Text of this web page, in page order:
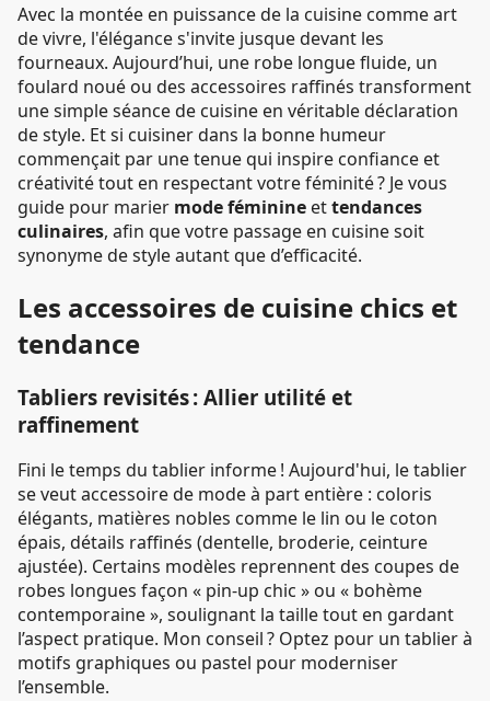
Avec la montée en puissance de la cuisine comme art
de vivre, l'élégance s'invite jusque devant les
fourneaux. Aujourd’hui, une robe longue fluide, un
foulard noué ou des accessoires raffinés transforment
une simple séance de cuisine en véritable déclaration
de style. Et si cuisiner dans la bonne humeur
commençait par une tenue qui inspire confiance et
créativité tout en respectant votre féminité ? Je vous
guide pour marier mode féminine ettendances
culinaires, afin que votre passage en cuisine soit
synonyme de style autant que d’efficacité.
Les accessoires de cuisine chics et
tendance
Tabliers revisités : Allier utilité et
raffinement
Fini le temps du tablier informe ! Aujourd'hui, le tablier
se veut accessoire de mode à part entière : coloris
élégants, matières nobles comme le lin ou le coton
épais, détails raffinés (dentelle, broderie, ceinture
ajustée). Certains modèles reprennent des coupes de
robes longues façon « pin-up chic » ou « bohème
contemporaine », soulignant la taille tout en gardant
l’aspect pratique. Mon conseil ? Optez pour un tablier à
motifs graphiques ou pastel pour moderniser
l’ensemble.